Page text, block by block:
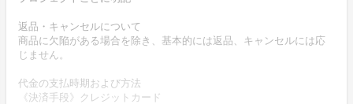
返品・キャンセルについて
商品に欠陥がある場合を除き、基本的には返品、キャンセルには応
じません。
代金の支払時期および方法
《決済手段》クレジットカード